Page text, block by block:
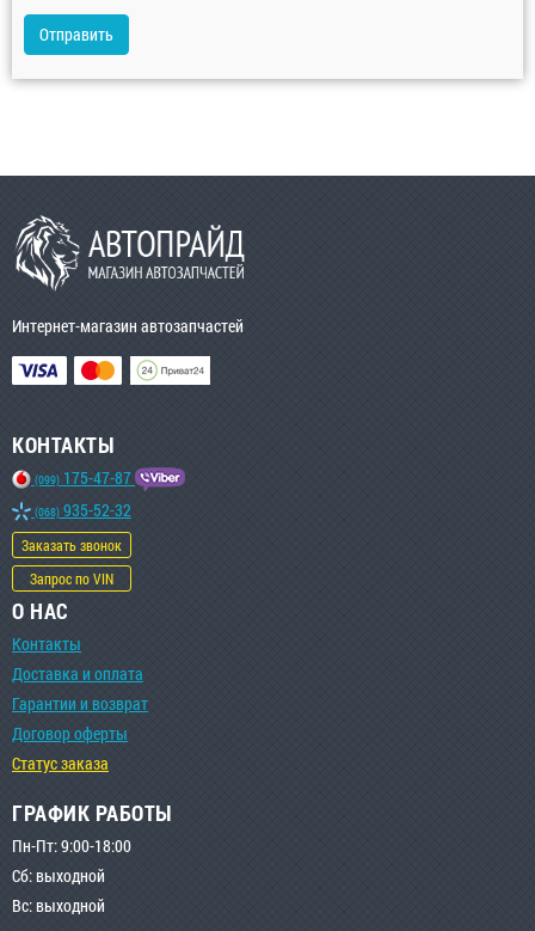
Отправить
Интернет-магазин автозапчастей
КОНТАКТЫ
(099) 175-47-87
(068) 935-52-32
Заказать звонок
Запрос по VIN
О НАС
Контакты
Доставка и оплата
Гарантии и возврат
Договор оферты
Статус заказа
ГРАФИК РАБОТЫ
Пн-Пт: 9:00-18:00
Сб: выходной
Вс: выходной